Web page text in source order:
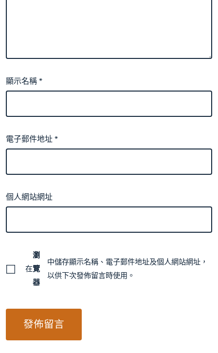
顯示名稱*
電子郵件地址*
個人網站網址
在
瀏
覽
器
中儲存顯示名稱、電子郵件地址及個人網站網址，
以供下次發佈留言時使用。